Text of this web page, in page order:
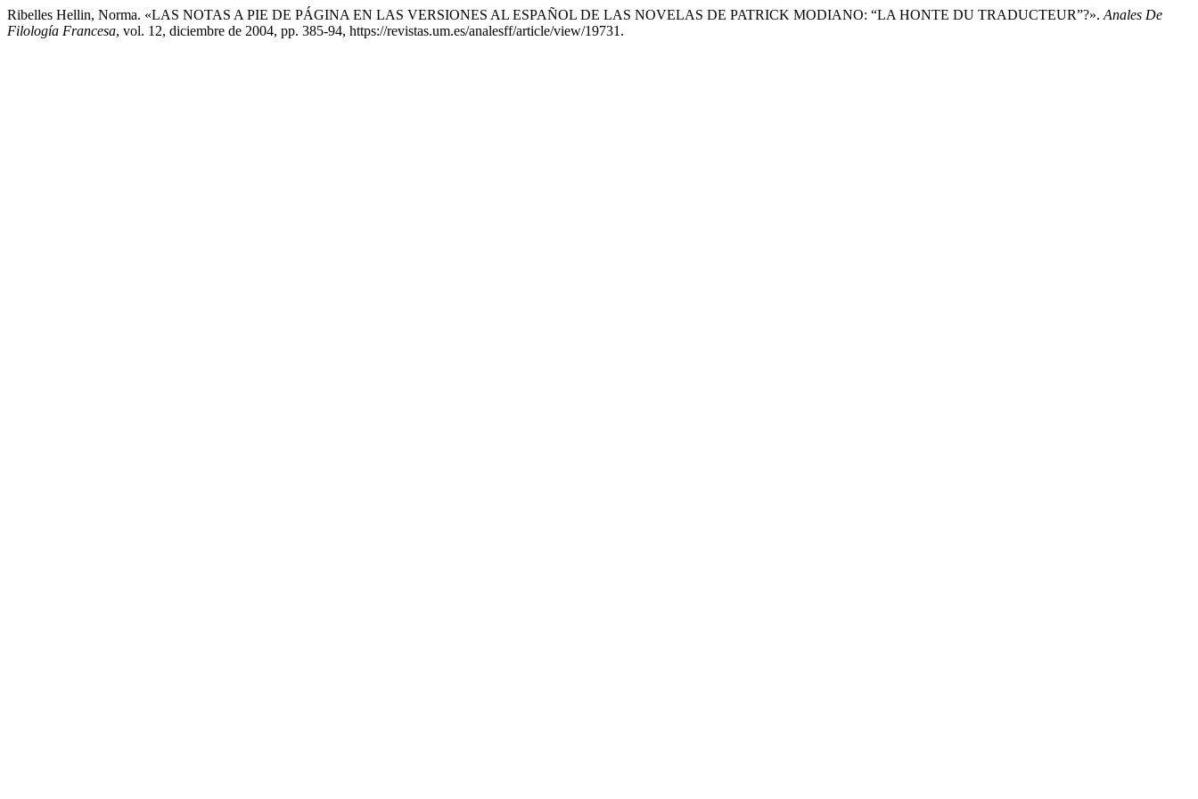
Ribelles Hellin, Norma. «LAS NOTAS A PIE DE PÁGINA EN LAS VERSIONES AL ESPAÑOL DE LAS NOVELAS DE PATRICK MODIANO: “LA HONTE DU TRADUCTEUR”?». Anales De
Filología Francesa, vol. 12, diciembre de 2004, pp. 385-94, https://revistas.um.es/analesff/article/view/19731.